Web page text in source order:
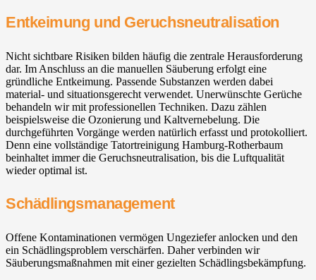
Entkeimung und Geruchsneutralisation
Nicht sichtbare Risiken bilden häufig die zentrale Herausforderung
dar. Im Anschluss an die manuellen Säuberung erfolgt eine
gründliche Entkeimung. Passende Substanzen werden dabei
material- und situationsgerecht verwendet. Unerwünschte Gerüche
behandeln wir mit professionellen Techniken. Dazu zählen
beispielsweise die Ozonierung und Kaltvernebelung. Die
durchgeführten Vorgänge werden natürlich erfasst und protokolliert.
Denn eine vollständige Tatortreinigung Hamburg-Rotherbaum
beinhaltet immer die Geruchsneutralisation, bis die Luftqualität
wieder optimal ist.
Schädlingsmanagement
Offene Kontaminationen vermögen Ungeziefer anlocken und den
ein Schädlingsproblem verschärfen. Daher verbinden wir
Säuberungsmaßnahmen mit einer gezielten Schädlingsbekämpfung.